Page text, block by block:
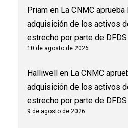
Priam en La CNMC
adquisición de los activos
estrecho por parte de DFDS
10 de agosto de 2026
Halliwell en La CNMC
adquisición de los activos
estrecho por parte de DFDS
9 de agosto de 2026